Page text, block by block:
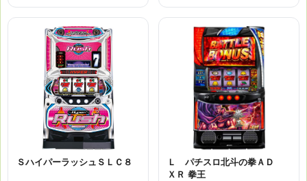
ＳハイパーラッシュＳＬＣ８
Ｌ パチスロ北斗の拳ＡＤ
ＸＲ 拳王